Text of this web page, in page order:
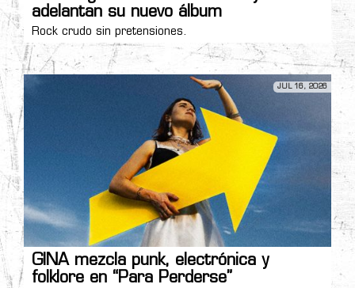
adelantan su nuevo álbum
Rock crudo sin pretensiones.
JUL 16, 2026
GINA mezcla punk, electrónica y
folklore en “Para Perderse”